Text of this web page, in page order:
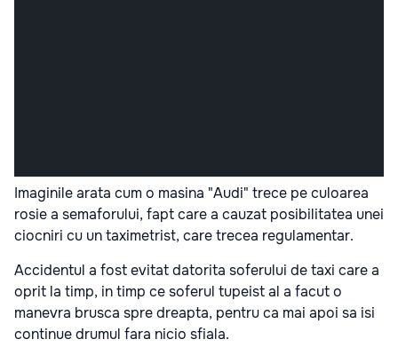
Imaginile arata cum o masina "Audi" trece pe culoarea
rosie a semaforului, fapt care a cauzat posibilitatea unei
ciocniri cu un taximetrist, care trecea regulamentar.
Accidentul a fost evitat datorita soferului de taxi care a
oprit la timp, in timp ce soferul tupeist al a facut o
manevra brusca spre dreapta, pentru ca mai apoi sa isi
continue drumul fara nicio sfiala.